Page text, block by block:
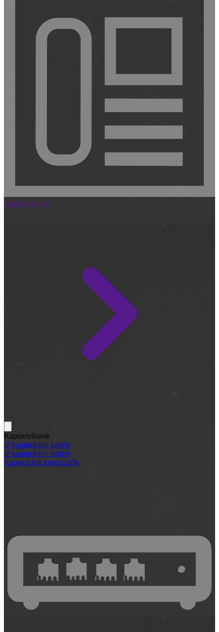
Kaputelefonok
Kaputelefonok
IP kaputelefon kültéri
IP kaputelefon beltéri
Kaputelefon kiegészítők